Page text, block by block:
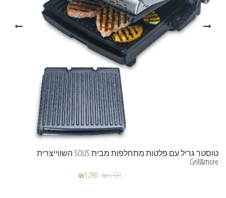
טוסטר גריל עם פלטות מתחלפות מבית SOLIS השווייצרית
Grill&more
₪1,500
₪1,290